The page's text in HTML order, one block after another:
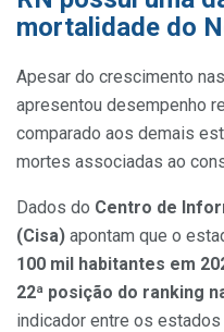
mortalidade do
Apesar do crescimento
apresentou desempenho
comparado aos demais
mortes associadas ao
Dados do Centro de
(Cisa) apontam que o
100 mil habitantes em
22ª posição do ranking
indicador entre os